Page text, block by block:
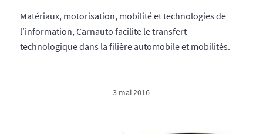
Matériaux, motorisation, mobilité et technologies de
l’information, Carnauto facilite le transfert
technologique dans la filière automobile et mobilités.
3 mai 2016